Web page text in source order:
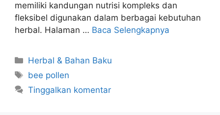
memiliki kandungan nutrisi kompleks dan
fleksibel digunakan dalam berbagai kebutuhan
herbal. Halaman … Baca Selengkapnya
Kategori
Herbal & Bahan Baku
Tag
bee pollen
Tinggalkan komentar